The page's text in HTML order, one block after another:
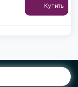
Купить